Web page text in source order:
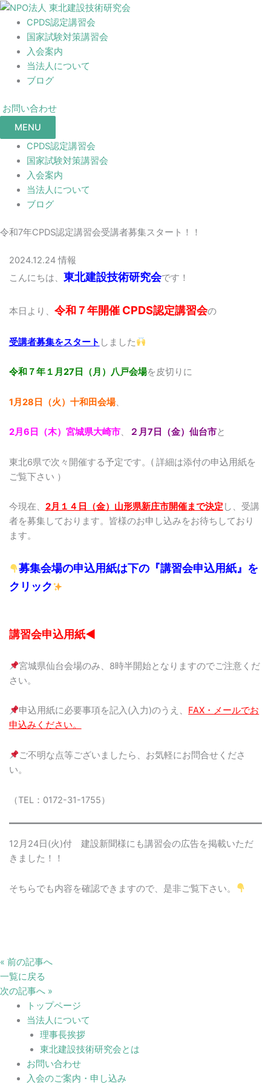
CPDS認定講習会
国家試験対策講習会
入会案内
当法人について
ブログ
お問い合わせ
MENU
CPDS認定講習会
国家試験対策講習会
入会案内
当法人について
ブログ
令和7年CPDS認定講習会受講者募集スタート！！
2024.12.24 情報
こんにちは、 東北建設技術研究会です！
本日より、 令和７年開催 CPDS認定講習会の
受講者募集をスタート しました
令和７年１月27日（月）八戸会場を皮切りに
1月28日（火）十和田会場、
2月6日（木）宮城県大崎市、 ２月7日（金）仙台市と
東北6県で次々開催する予定です。( 詳細は添付の申込用紙を
ご覧下さい ）
今現在、 2月１４日（金）山形県新庄市開催まで決定 し、受講
者を募集しております。皆様のお申し込みをお待ちしており
ます。
募集会場の申込用紙は下の『講習会申込用紙』を
クリック
講習会申込用紙◀
宮城県仙台会場のみ、8時半開始となりますのでご注意くだ
さい。
申込用紙に必要事項を記入(入力)のうえ、 FAX・メールでお
申込みください。
ご不明な点等ございましたら、お気軽にお問合せくださ
い。
（TEL：0172-31-1755）
12月24日(火)付 建設新聞様にも講習会の広告を掲載いただ
きました！！
そちらでも内容を確認できますので、是非ご覧下さい。
« 前の記事へ
一覧に戻る
次の記事へ »
トップページ
当法人について
理事長挨拶
東北建設技術研究会とは
お問い合わせ
入会のご案内・申し込み